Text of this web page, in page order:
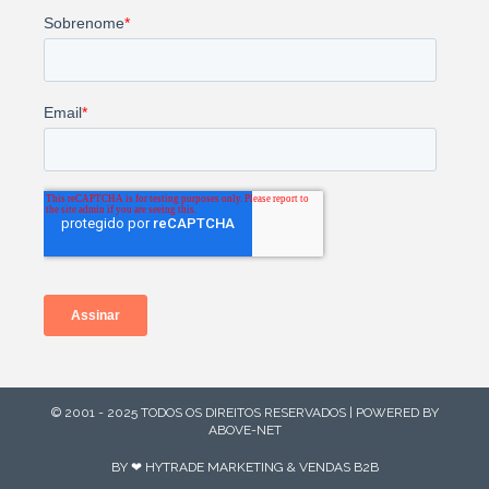
© 2001 - 2025 TODOS OS DIREITOS RESERVADOS | POWERED BY
ABOVE-NET
BY ❤ HYTRADE MARKETING & VENDAS B2B